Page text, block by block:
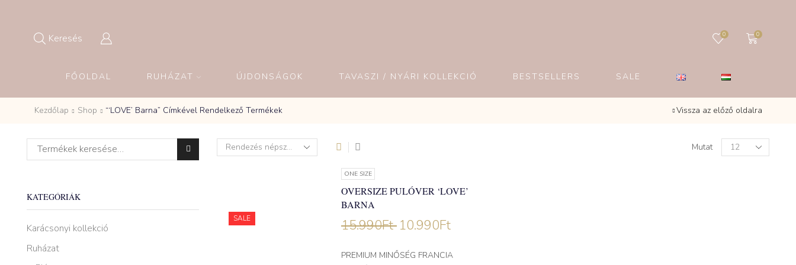
Keresés 0 0
FŐOLDAL RUHÁZAT ÚJDONSÁGOK TAVASZI / NYÁRI KOLLEKCIÓ BESTSELLERS SALE
Kezdőlap Shop “‘LOVE’ Barna” Címkével Rendelkező Termékek Vissza az előző oldalra
Mutat
Products
per
SALE
ONE SIZE
OVERSIZE PULÓVER ‘LOVE’
BARNA
15.990Ft 10.990Ft
PREMIUM MINŐSÉG FRANCIA
Keresés a következőre:
KATEGÓRIÁK
Karácsonyi kollekció
Ruházat